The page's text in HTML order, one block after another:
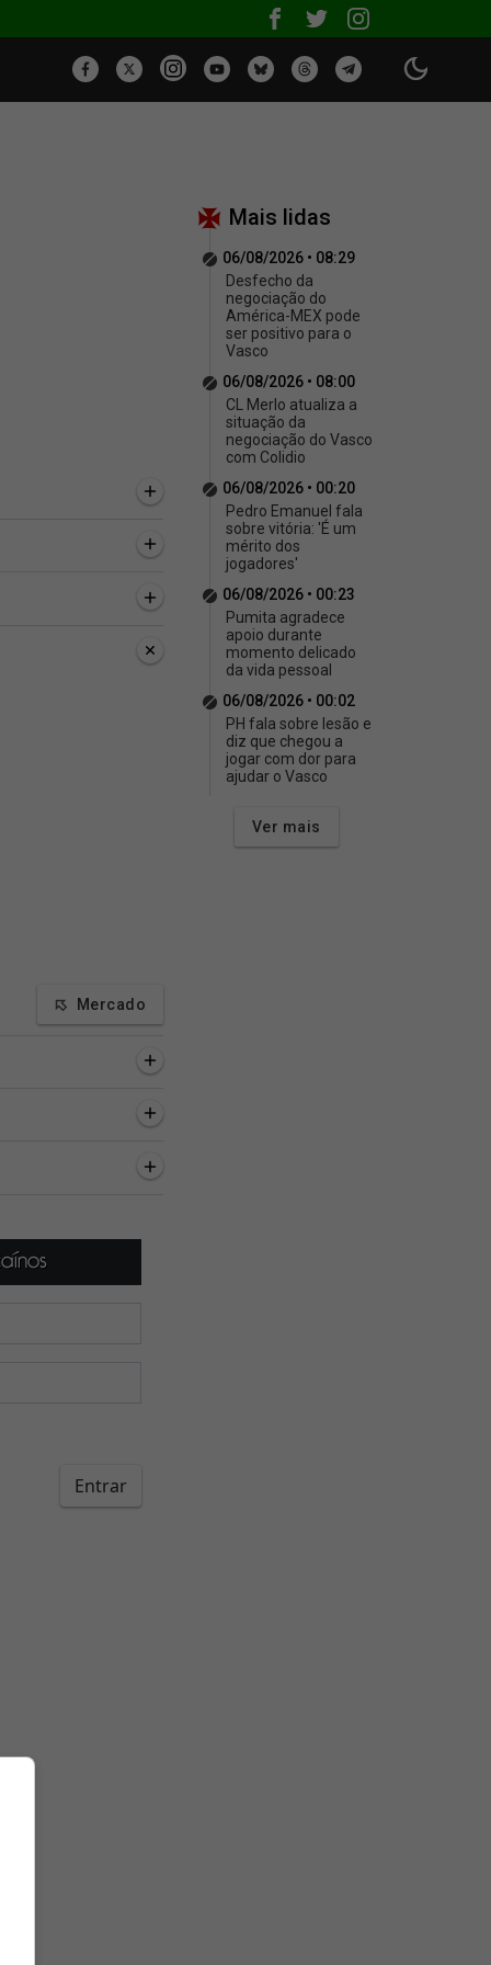
Mercado
Mais lidas
06/08/2026 • 08:29
Desfecho da
negociação do
América-MEX pode
ser positivo para o
Vasco
06/08/2026 • 08:00
CL Merlo atualiza a
situação da
negociação do Vasco
com Colidio
06/08/2026 • 00:20
Pedro Emanuel fala
sobre vitória: 'É um
mérito dos
jogadores'
06/08/2026 • 00:23
Pumita agradece
apoio durante
momento delicado
da vida pessoal
06/08/2026 • 00:02
PH fala sobre lesão e
diz que chegou a
jogar com dor para
ajudar o Vasco
Ver mais